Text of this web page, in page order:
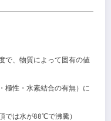
で、物質によって固有の値
極性・水素結合の有無）に
では水が88℃で沸騰）